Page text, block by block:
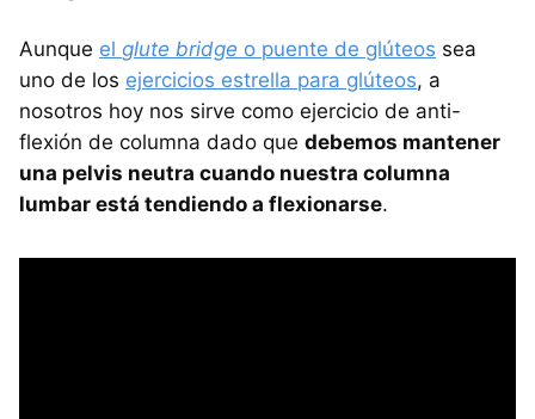
Aunque el glute bridge o puente de glúteos sea
uno de los ejercicios estrella para glúteos, a
nosotros hoy nos sirve como ejercicio de anti-
flexión de columna dado que debemos mantener
una pelvis neutra cuando nuestra columna
lumbar está tendiendo a flexionarse.